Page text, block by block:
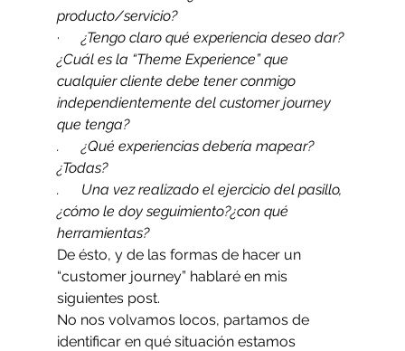
producto/servicio?
·      ¿Tengo claro qué experiencia deseo dar?
¿Cuál es la “Theme Experience” que
cualquier cliente debe tener conmigo
independientemente del customer journey
que tenga?
.      ¿Qué experiencias debería mapear?
¿Todas?
.      Una vez realizado el ejercicio del pasillo,
¿cómo le doy seguimiento?¿con qué
herramientas?
De ésto, y de las formas de hacer un
“customer journey” hablaré en mis
siguientes post.
No nos volvamos locos, partamos de
identificar en qué situación estamos